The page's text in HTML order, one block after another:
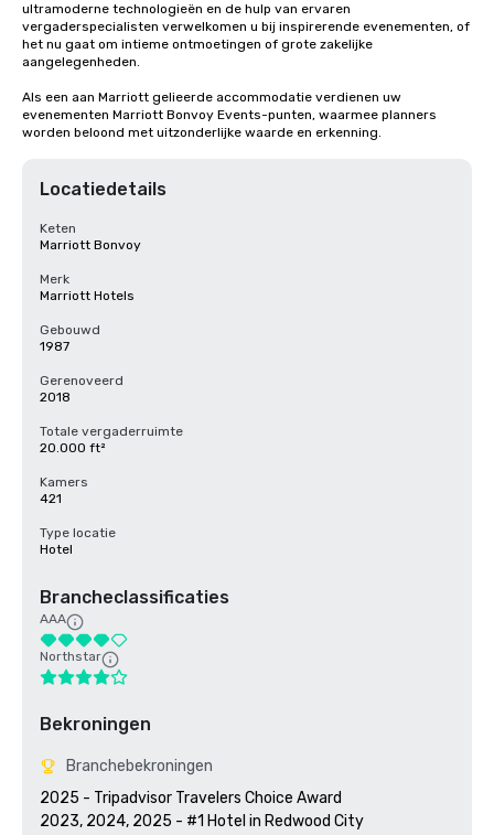
ultramoderne technologieën en de hulp van ervaren
vergaderspecialisten verwelkomen u bij inspirerende evenementen, of
het nu gaat om intieme ontmoetingen of grote zakelijke
aangelegenheden.
Als een aan Marriott gelieerde accommodatie verdienen uw
evenementen Marriott Bonvoy Events-punten, waarmee planners
worden beloond met uitzonderlijke waarde en erkenning.
Locatiedetails
Keten
Marriott Bonvoy
Merk
Marriott Hotels
Gebouwd
1987
Gerenoveerd
2018
Totale vergaderruimte
20.000 ft²
Kamers
421
Type locatie
Hotel
Brancheclassificaties
AAA
Northstar
Bekroningen
Branchebekroningen
2025 - Tripadvisor Travelers Choice Award
2023, 2024, 2025 - #1 Hotel in Redwood City